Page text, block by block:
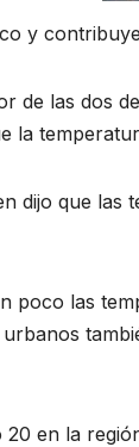
y
de las dos
la
dijo que las
poco las
en la